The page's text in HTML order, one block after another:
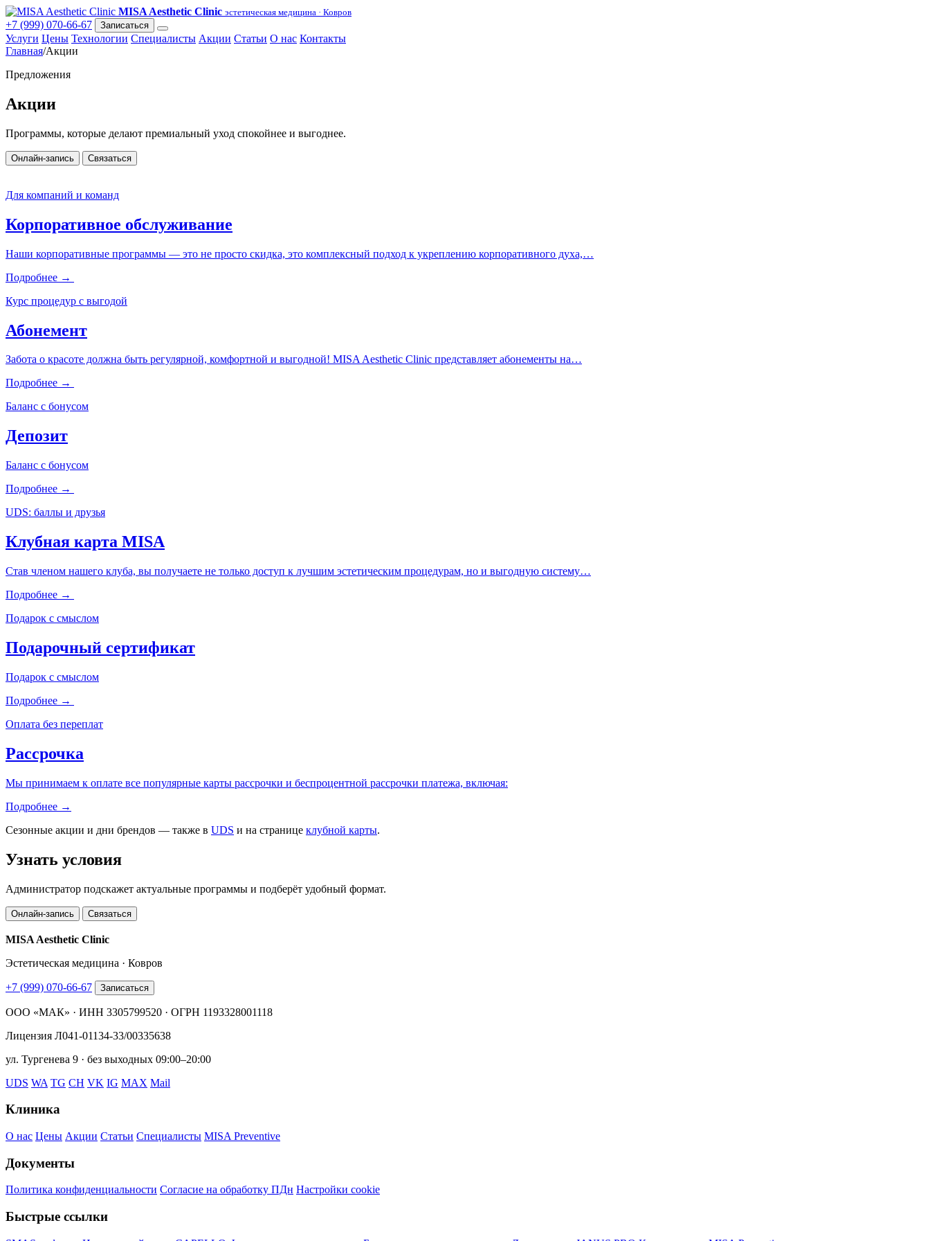
MISA Aesthetic Clinic эстетическая медицина · Ковров
+7 (999) 070-66-67 Записаться
Услуги Цены Технологии Специалисты Акции Статьи О нас Контакты
Главная/Акции
Предложения
Акции
Программы, которые делают премиальный уход спокойнее и выгоднее.
Онлайн-запись Связаться
Для компаний и команд
Корпоративное обслуживание
Наши корпоративные программы — это не просто скидка, это комплексный подход к укреплению корпоративного духа,…
Подробнее →
Курс процедур с выгодой
Абонемент
Забота о красоте должна быть регулярной, комфортной и выгодной! MISA Aesthetic Clinic представляет абонементы на…
Подробнее →
Баланс с бонусом
Депозит
Баланс с бонусом
Подробнее →
UDS: баллы и друзья
Клубная карта MISA
Став членом нашего клуба, вы получаете не только доступ к лучшим эстетическим процедурам, но и выгодную систему…
Подробнее →
Подарок с смыслом
Подарочный сертификат
Подарок с смыслом
Подробнее →
Оплата без переплат
Рассрочка
Мы принимаем к оплате все популярные карты рассрочки и беспроцентной рассрочки платежа, включая:
Подробнее →
Сезонные акции и дни брендов — также в UDS и на странице клубной карты.
Узнать условия
Администратор подскажет актуальные программы и подберёт удобный формат.
Онлайн-запись Связаться
MISA Aesthetic Clinic
Эстетическая медицина · Ковров
+7 (999) 070-66-67 Записаться
ООО «МАК» · ИНН 3305799520 · ОГРН 1193328001118
Лицензия Л041-01134-33/00335638
ул. Тургенева 9 · без выходных 09:00–20:00
UDS WA TG CH VK IG MAX Mail
Клиника
О нас Цены Акции Статьи Специалисты MISA Preventive
Документы
Политика конфиденциальности Согласие на обработку ПДн Настройки cookie
Быстрые ссылки